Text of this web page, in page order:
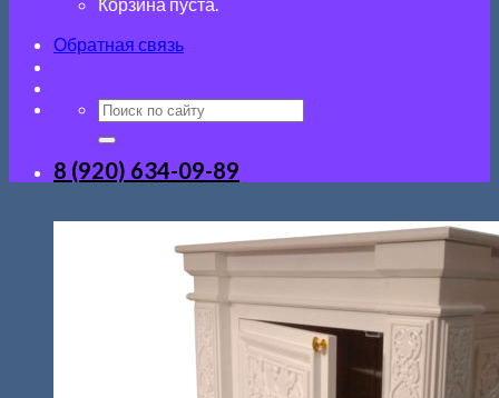
Обратная связь
8 (920) 634-09-89